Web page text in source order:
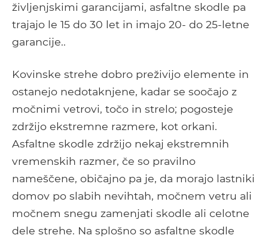
življenjskimi garancijami, asfaltne skodle pa
trajajo le 15 do 30 let in imajo 20- do 25-letne
garancije..
Kovinske strehe dobro preživijo elemente in
ostanejo nedotaknjene, kadar se soočajo z
močnimi vetrovi, točo in strelo; pogosteje
zdržijo ekstremne razmere, kot orkani.
Asfaltne skodle zdržijo nekaj ekstremnih
vremenskih razmer, če so pravilno
nameščene, običajno pa je, da morajo lastniki
domov po slabih nevihtah, močnem vetru ali
močnem snegu zamenjati skodle ali celotne
dele strehe. Na splošno so asfaltne skodle